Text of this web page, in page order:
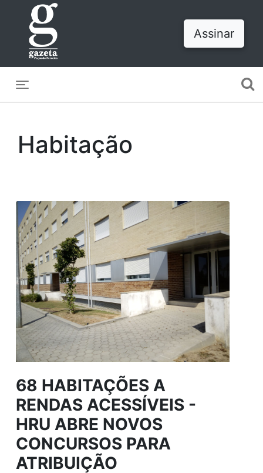
Assinar
Habitação
68 HABITAÇÕES A
RENDAS ACESSÍVEIS -
HRU ABRE NOVOS
CONCURSOS PARA
ATRIBUIÇÃO